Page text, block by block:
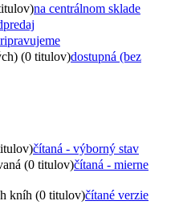
na centrálnom sklade
(0 titulov)dostupná (bez
čítaná - výborný stav
(0 titulov)čítaná - mierne
kníh (0 titulov)čítané verzie